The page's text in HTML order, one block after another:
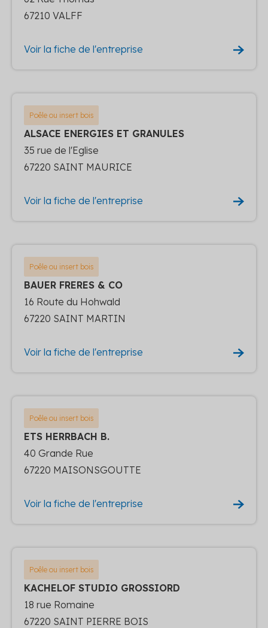
67210 VALFF
Voir la fiche de l'entreprise
Poêle ou insert bois
ALSACE ENERGIES ET GRANULES
35 rue de l'Eglise
67220 SAINT MAURICE
Voir la fiche de l'entreprise
Poêle ou insert bois
BAUER FRERES & CO
16 Route du Hohwald
67220 SAINT MARTIN
Voir la fiche de l'entreprise
Poêle ou insert bois
ETS HERRBACH B.
40 Grande Rue
67220 MAISONSGOUTTE
Voir la fiche de l'entreprise
Poêle ou insert bois
KACHELOF STUDIO GROSSIORD
18 rue Romaine
67220 SAINT PIERRE BOIS